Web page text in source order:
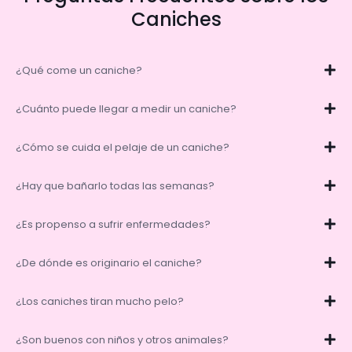
Caniches
¿Qué come un caniche?
¿Cuánto puede llegar a medir un caniche?
¿Cómo se cuida el pelaje de un caniche?
¿Hay que bañarlo todas las semanas?
¿Es propenso a sufrir enfermedades?
¿De dónde es originario el caniche?
¿Los caniches tiran mucho pelo?
¿Son buenos con niños y otros animales?